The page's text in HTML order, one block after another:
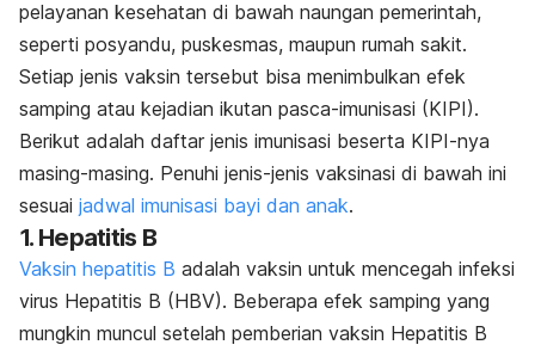
pelayanan kesehatan di bawah naungan pemerintah,
seperti posyandu, puskesmas, maupun rumah sakit.
Setiap jenis vaksin tersebut bisa menimbulkan efek
samping atau kejadian ikutan pasca-imunisasi (KIPI).
Berikut adalah daftar jenis imunisasi beserta KIPI-nya
masing-masing. Penuhi jenis-jenis vaksinasi di bawah ini
sesuai jadwal imunisasi bayi dan anak.
1. Hepatitis B
Vaksin hepatitis B adalah vaksin untuk mencegah infeksi
virus Hepatitis B (HBV). Beberapa efek samping yang
mungkin muncul setelah pemberian vaksin Hepatitis B